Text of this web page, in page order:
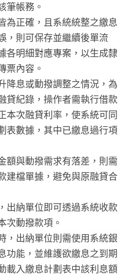
筆帳務。
為正確，且系統統整之繳息
，則可保存並繼續後單流
各明細對應專案，以生成隸
票內容。
降息或動撥調整之情況，為
貸紀錄，操作者需執行借款
本次融貸利率，使系統可同
表數據，其中已繳息過行項
額與動撥需求有落差，則需
建檔單據，避免與原融貸合
出納單位即可透過系統收款
次動撥款項。
，出納單位則需使用系統銀
功能，並維護欲繳息之到期
載入繳息計劃表中該利息額